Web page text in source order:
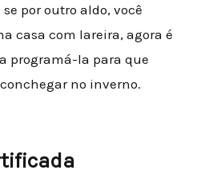
por outro aldo, você
casa com lareira, agora é
programá-la para que
no inverno.